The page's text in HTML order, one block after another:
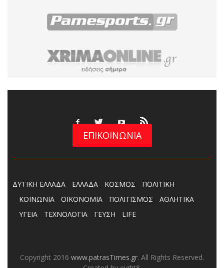
ΕΠΙΚΟΙΝΩΝΙΑ
ΔΥΤΙΚΗ ΕΛΛΑΔΑ ΕΛΛΑΔΑ ΚΟΣΜΟΣ
ΠΟΛΙΤΙΚΗ
ΚΟΙΝΩΝΙΑ
ΟΙΚΟΝΟΜΙΑ ΠΟΛΙΤΙΣΜΟΣ
ΑΘΛΗΤΙΚΑ
ΥΓΕΙΑ
ΤΕΧΝΟΛΟΓΙΑ ΓΕΥΣΗ LIFE
Copyright 2016 www.patrasTimes.gr. All Rights Reserved.